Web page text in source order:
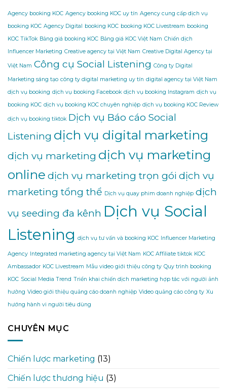
Agency booking KOC Agency booking KOC uy tín Agency cung cấp dịch vụ
booking KOC Agency Digital booking KOC booking KOC Livestream booking
KOC TikTok Bảng giá booking KOC Bảng giá KOC Việt Nam Chiến dịch
Influencer Marketing Creative agency tại Việt Nam Creative Digital Agency tại
Việt Nam Công cụ Social Listening Công ty Digital
Marketing sáng tạo công ty digital marketing uy tín digital agency tại Việt Nam
dịch vụ booking dịch vụ booking Facebook dịch vụ booking Instagram dịch vụ
booking KOC dịch vụ booking KOC chuyên nghiệp dịch vụ booking KOC Review
dịch vụ booking tiktok Dịch vụ Báo cáo Social
Listening dịch vụ digital marketing
dịch vụ marketing dịch vụ marketing
online dịch vụ marketing trọn gói dịch vụ
marketing tổng thể Dịch vụ quay phim doanh nghiệp dịch
vụ seeding đa kênh Dịch vụ Social
Listening dịch vụ tư vấn và booking KOC Influencer Marketing
Agency Integrated marketing agency tại Việt Nam KOC Affiliate tiktok KOC
Ambassador KOC Livestream Mẫu video giới thiệu công ty Quy trình booking
KOC Social Media Trend Triển khai chiến dịch marketing hợp tác với người ảnh
hưởng Video giới thiệu quảng cáo doanh nghiệp Video quảng cáo công ty Xu
hướng hành vi người tiêu dùng
CHUYÊN MỤC
Chiến lược marketing (13)
Chiến lược thương hiệu (3)